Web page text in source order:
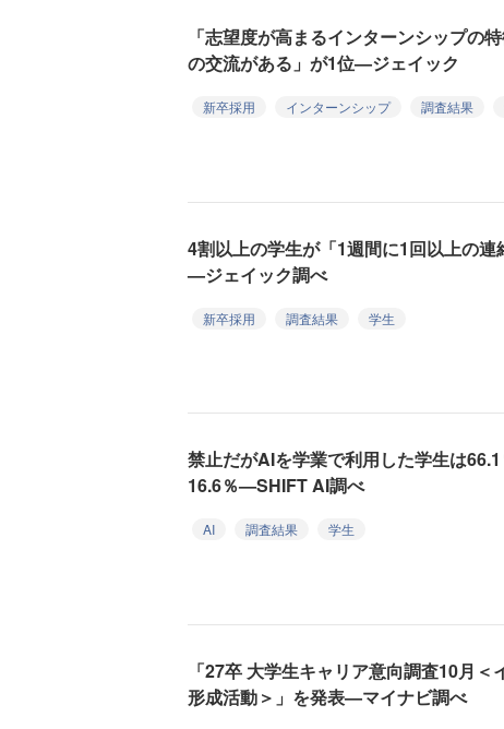
「志望度が高まるインターンシップ
の交流がある」が1位—ジェイック
新卒採用 インターンシップ 調査結果
4割以上の学生が「1週間に1回以上の
—ジェイック調べ
新卒採用 調査結果
学生
禁止だがAIを学業で利用した学生は
16.6％—SHIFT AI調べ
AI 調査結果
学生
「27卒 大学生キャリア意向調査10月
形成活動＞」を発表—マイナビ調べ